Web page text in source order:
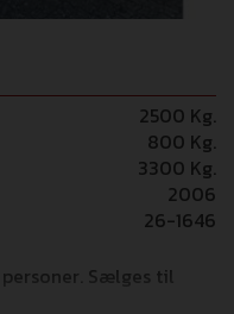
Vi tager forbehol for
2500 Kg.
800 Kg.
3300 Kg.
2006
26-1646
Sælges til